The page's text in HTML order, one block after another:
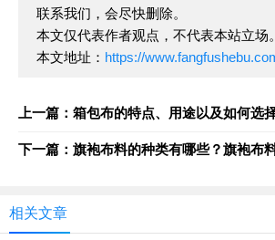
联系我们，会尽快删除。
本文仅代表作者观点，不代表本站立场。
本文地址： https://
上一篇：箱包布的特点、用途以及如何选
下一篇：旗袍布料的种类有哪些？旗袍布
相关文章